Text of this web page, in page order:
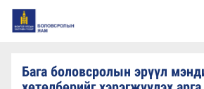
Бага боловсролын эрүүл